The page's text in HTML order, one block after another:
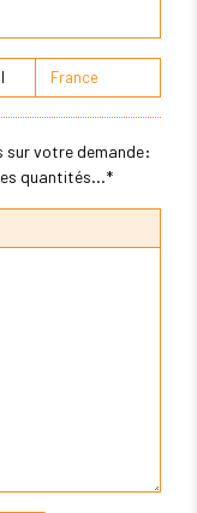
sur votre demande:
quantités...*